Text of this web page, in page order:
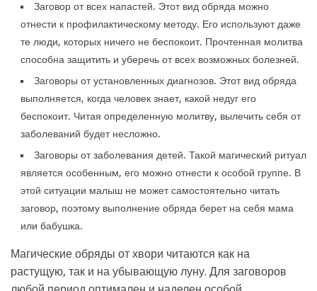
Заговор от всех напастей. Этот вид обряда можно
отнести к профилактическому методу. Его используют даже
те люди, которых ничего не беспокоит. Прочтенная молитва
способна защитить и уберечь от всех возможных болезней.
Заговоры от установленных диагнозов. Этот вид обряда
выполняется, когда человек знает, какой недуг его
беспокоит. Читая определенную молитву, вылечить себя от
заболеваний будет несложно.
Заговоры от заболевания детей. Такой магический ритуал
является особенным, его можно отнести к особой группе. В
этой ситуации малыш не может самостоятельно читать
заговор, поэтому выполнение обряда берет на себя мама
или бабушка.
Магические обряды от хвори читаются как на
растущую, так и на убывающую луну. Для заговоров